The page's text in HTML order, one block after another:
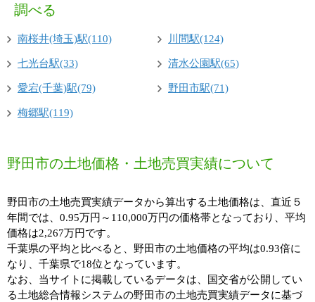
調べる
南桜井(埼玉)駅(110) 川間駅(124)
七光台駅(33) 清水公園駅(65)
愛宕(千葉)駅(79) 野田市駅(71)
梅郷駅(119)
野田市の土地価格・土地売買実績について
野田市の土地売買実績データから算出する土地価格は、直近５
年間では、0.95万円～110,000万円の価格帯となっており、平均
価格は2,267万円です。
千葉県の平均と比べると、野田市の土地価格の平均は0.93倍に
なり、千葉県で18位となっています。
なお、当サイトに掲載しているデータは、国交省が公開してい
る土地総合情報システムの野田市の土地売買実績データに基づ